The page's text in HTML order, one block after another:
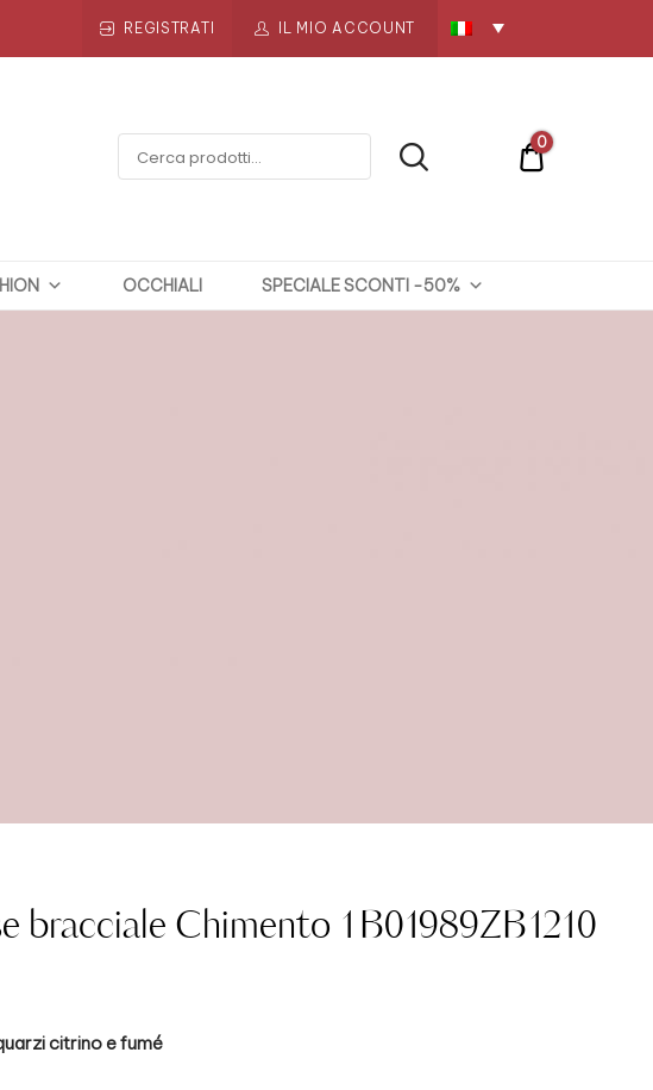
REGISTRATI IL MIO ACCOUNT
€0
0
OCCHIALI SPECIALE SCONTI -50%
bracciale Chimento 1B01989ZB1210
citrino e fumé